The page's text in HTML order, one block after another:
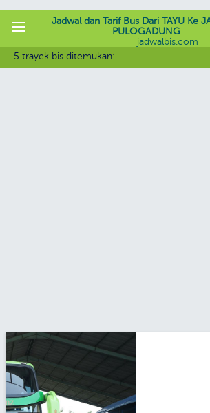
Jadwal dan Tarif Bus Dari TAYU Ke
PULOGADUNG
jadwalbis.com
5 trayek bis ditemukan: